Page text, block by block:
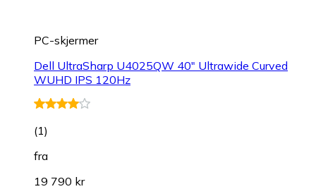
PC-skjermer
Dell UltraSharp U4025QW 40" Ultrawide Curved
WUHD IPS 120Hz
(1)
fra
19 790 kr